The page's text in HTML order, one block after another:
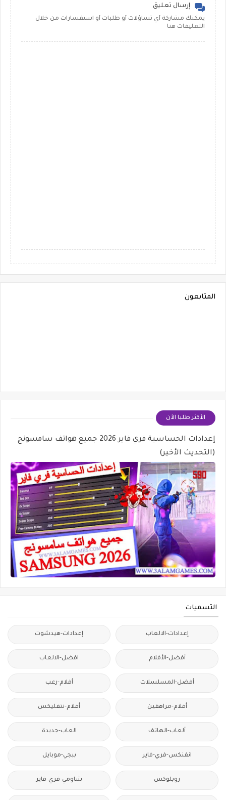
إرسال تعليق
يمكنك مشاركة أي تساؤلات أو طلبات أو استفسارات من خلال
التعليقات هنا
المتابعون
الأكثر طلبا الأن
إعدادات الحساسية فري فاير 2026 جميع هواتف سامسونج
(التحديث الأخير)
التسميات
إعدادات-الالعاب إعدادات-هيدشوت
أفضل-الأفلام افضل-الالعاب
أفضل-المسلسلات أفلام-رعب
أفلام-مراهقين أفلام-نتفليكس
ألعاب-الهاتف العاب-جديدة
انفنكس-فري-فاير ببجي-موبايل
روبلوكس شاومي-فري-فاير